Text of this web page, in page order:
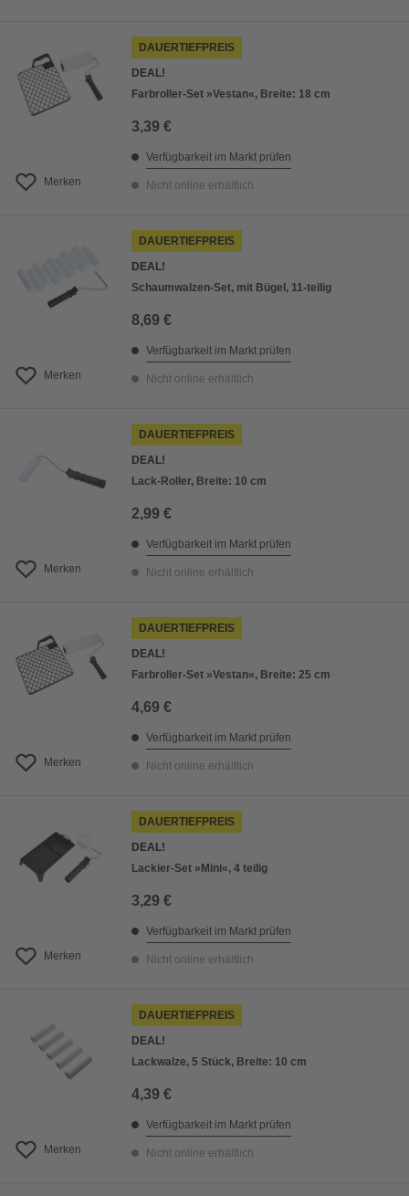
Merken
DAUERTIEFPREIS
DEAL!
Farbroller-Set »Vestan«, Breite: 18 cm
3,39 €
Verfügbarkeit im Markt prüfen
Nicht online erhältlich
Merken
DAUERTIEFPREIS
DEAL!
Schaumwalzen-Set, mit Bügel, 11-teilig
8,69 €
Verfügbarkeit im Markt prüfen
Nicht online erhältlich
Merken
DAUERTIEFPREIS
DEAL!
Lack-Roller, Breite: 10 cm
2,99 €
Verfügbarkeit im Markt prüfen
Nicht online erhältlich
Merken
DAUERTIEFPREIS
DEAL!
Farbroller-Set »Vestan«, Breite: 25 cm
4,69 €
Verfügbarkeit im Markt prüfen
Nicht online erhältlich
Merken
DAUERTIEFPREIS
DEAL!
Lackier-Set »Mini«, 4 teilig
3,29 €
Verfügbarkeit im Markt prüfen
Nicht online erhältlich
Merken
DAUERTIEFPREIS
DEAL!
Lackwalze, 5 Stück, Breite: 10 cm
4,39 €
Verfügbarkeit im Markt prüfen
Nicht online erhältlich